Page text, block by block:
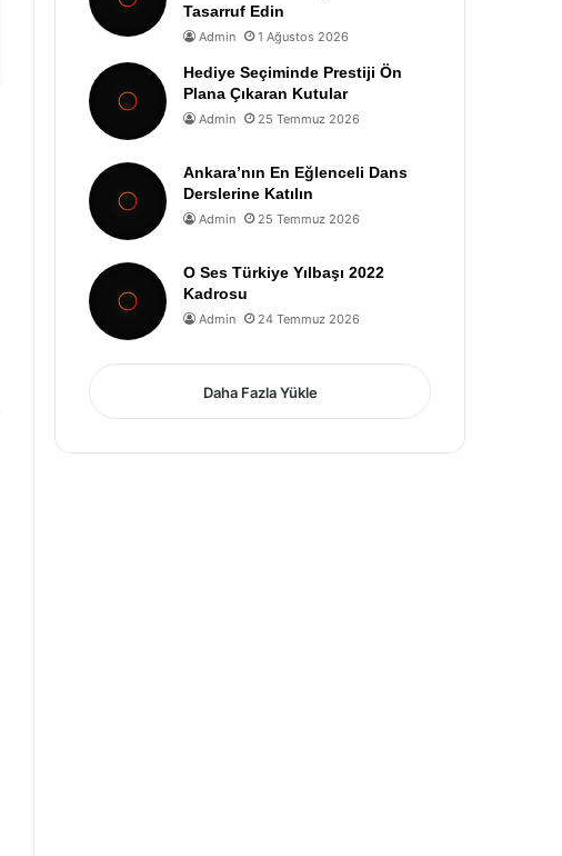
Tasarruf Edin
Admin 1 Ağustos 2026
Hediye Seçiminde Prestiji Ön
Plana Çıkaran Kutular
Admin 25 Temmuz 2026
Ankara’nın En Eğlenceli Dans
Derslerine Katılın
Admin 25 Temmuz 2026
O Ses Türkiye Yılbaşı 2022
Kadrosu
Admin 24 Temmuz 2026
Daha Fazla Yükle